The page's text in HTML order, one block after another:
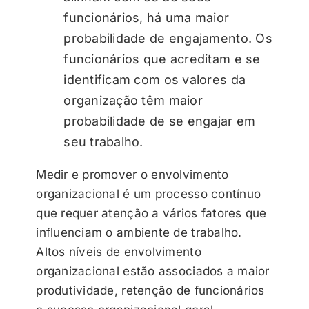
funcionários, há uma maior
probabilidade de engajamento. Os
funcionários que acreditam e se
identificam com os valores da
organização têm maior
probabilidade de se engajar em
seu trabalho.
Medir e promover o envolvimento
organizacional é um processo contínuo
que requer atenção a vários fatores que
influenciam o ambiente de trabalho.
Altos níveis de envolvimento
organizacional estão associados a maior
produtividade, retenção de funcionários